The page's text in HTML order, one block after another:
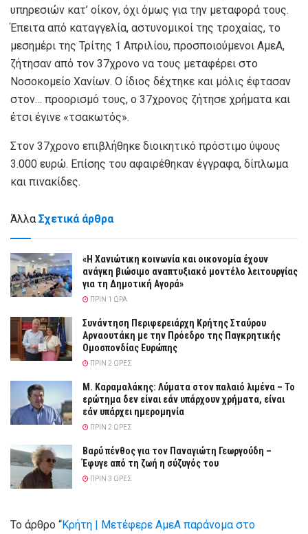
υπηρεσιών κατ’ οίκον, όχι όμως για την μεταφορά τους.
Έπειτα από καταγγελία, αστυνομικοί της τροχαίας, το
μεσημέρι της Τρίτης 1 Απριλίου, προσποιούμενοι ΑμεΑ,
ζήτησαν από τον 37χρονο να τους μεταφέρει στο
Νοσοκομείο Χανίων. Ο ίδιος δέχτηκε και μόλις έφτασαν
στον… προορισμό τους, ο 37χρονος ζήτησε χρήματα και
έτσι έγινε «τσακωτός».
Στον 37χρονο επιβλήθηκε διοικητικό πρόστιμο ύψους
3.000 ευρώ. Επίσης του αφαιρέθηκαν έγγραφα, δίπλωμα
και πινακίδες.
Άλλα Σχετικά άρθρα
«Η Χανιώτικη κοινωνία και οικονομία έχουν
ανάγκη βιώσιμο αναπτυξιακό μοντέλο λειτουργίας
για τη Δημοτική Αγορά»
ΠΡΙΝ 1 ΏΡΑ
Συνάντηση Περιφερειάρχη Κρήτης Σταύρου
Αρναουτάκη με την Πρόεδρο της Παγκρητικής
Ομοσπονδίας Ευρώπης
ΠΡΙΝ 2 ΏΡΕΣ
Μ. Καραμαλάκης: Λύματα στον παλαιό λιμένα – Το
ερώτημα δεν είναι εάν υπάρχουν χρήματα, είναι
εάν υπάρχει ημερομηνία
ΠΡΙΝ 2 ΏΡΕΣ
Βαρύ πένθος για τον Παναγιώτη Γεωργούδη –
Έφυγε από τη ζωή η σύζυγός του
ΠΡΙΝ 3 ΏΡΕΣ
Το άρθρο “Κρήτη | Μετέφερε ΑμεΑ παράνομα στο